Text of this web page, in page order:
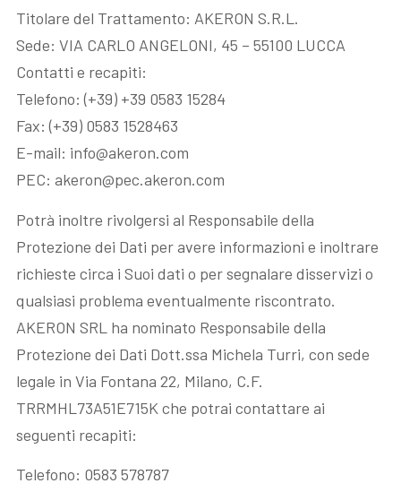
Blog
Contattaci
Akeron Corporate
Community
IT
Titolare del Trattamento: AKERON S.R.L.
Sede: VIA CARLO ANGELONI, 45 – 55100 LUCCA
Contatti e recapiti:
Telefono: (+39) +39 0583 15284
Fax: (+39) 0583 1528463
E-mail: info@akeron.com
PEC: akeron@pec.akeron.com
Potrà inoltre rivolgersi al Responsabile della
Protezione dei Dati per avere informazioni e inoltrare
richieste circa i Suoi dati o per segnalare disservizi o
qualsiasi problema eventualmente riscontrato.
AKERON SRL ha nominato Responsabile della
Protezione dei Dati Dott.ssa Michela Turri, con sede
legale in Via Fontana 22, Milano, C.F.
TRRMHL73A51E715K che potrai contattare ai
seguenti recapiti:
Telefono: 0583 578787